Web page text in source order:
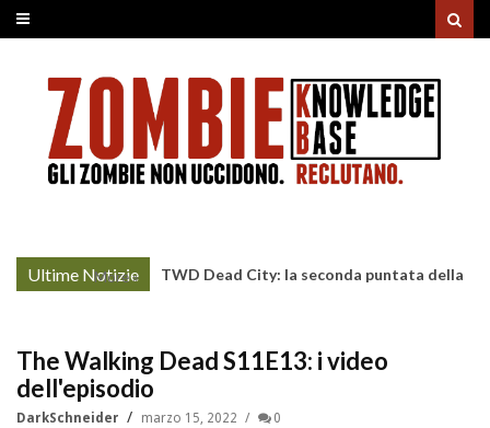
Ultime Notizie
More »
TWD Dead City: la seconda puntata della
The Walking Dead S11E13: i video
dell'episodio
DarkSchneider marzo 15, 2022 0